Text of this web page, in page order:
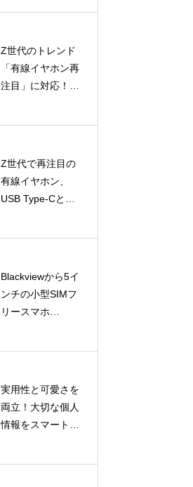
Z世代のトレンド
「有線イヤホン再
注目」に対応！
Z世代で再注目の
有線イヤホン、
USB Type-Cと
Blackviewから5イ
ンチの小型SIMフ
リースマホ
実用性と可愛さを
両立！大切な個人
情報をスマートに